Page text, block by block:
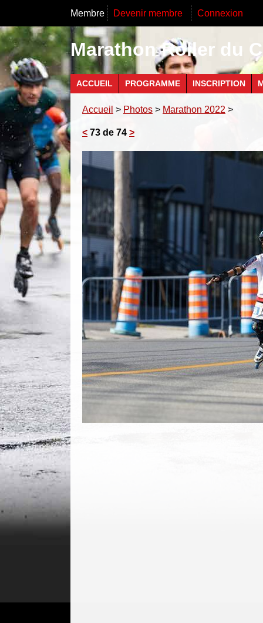
Membre Devenir membre Connexion
Marathon Roller du
ACCUEIL PROGRAMME INSCRIPTION
Accueil > Photos > Marathon 2022 >
< 73 de 74 >